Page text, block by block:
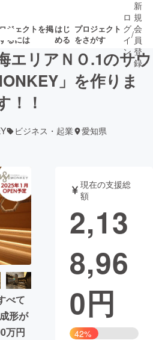
ジェクトを掲
るには
はじ
める
プロジェクト
をさがす
着プロ
募集終了が近いプ
ジェット
書籍・雑誌
チャレンジ
活性化
Good
CAMPFIRE Creation
ロ
グ
イ
ン
/
新
規
会
員
登
録
エリアＮＯ.1のサウ
」を作りま
！！
ビジネス・起業 愛知県
べて
形が
万円
現在の支援総
額
2,13
8,96
0円
42%